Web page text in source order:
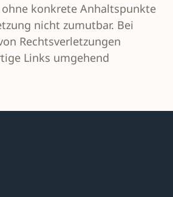
konkrete Anhaltspunkte
nicht zumutbar. Bei
Rechtsverletzungen
Links umgehend